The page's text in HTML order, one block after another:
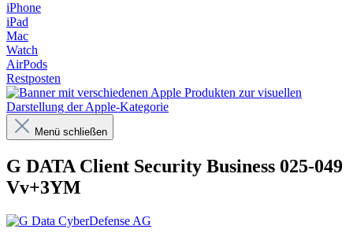
iPhone
iPad
Mac
Watch
AirPods
Restposten
Menü schließen
G DATA Client Security Business 025-049
Vv+3YM